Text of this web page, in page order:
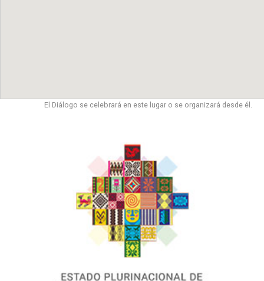
El Diálogo se celebrará en este lugar o se organizará desde él.